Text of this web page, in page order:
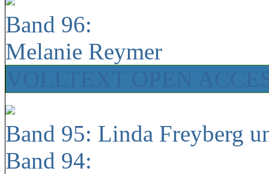
Band 96:
Melanie Reymer
Band 95: Linda Freyberg
Band 94: